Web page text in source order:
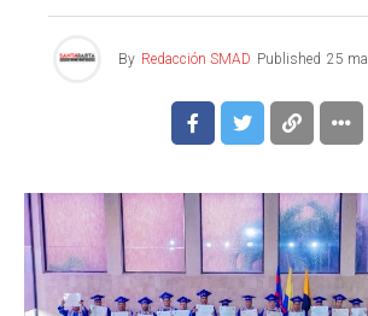
By Redacción SMAD Published 25